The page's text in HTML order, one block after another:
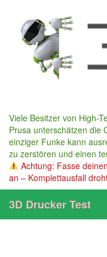
content
Viele Besitzer von High-
Prusa unterschätzen die
einziger Funke kann
zu zerstören und einen
Achtung: Fasse
an – Komplettausfall
3D Drucker Test